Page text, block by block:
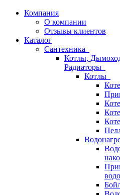
Компания
О компании
Отзывы клиентов
Каталог
Сантехника
Котлы,
Радиаторы
Котлы